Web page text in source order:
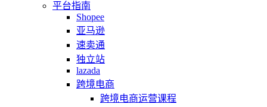
平台指南
Shopee
亚马逊
速卖通
独立站
lazada
跨境电商
跨境电商运营课程